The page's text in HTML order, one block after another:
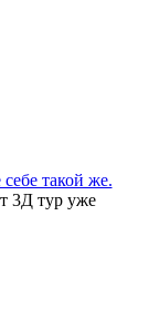
такой же.
3Д тур уже